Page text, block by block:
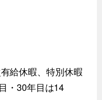
給休暇、特別休暇
・30年目は14